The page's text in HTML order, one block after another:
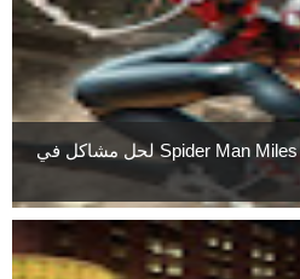
تحديث جديد للعبة Spider Man Miles Morales لحل مشاكل في